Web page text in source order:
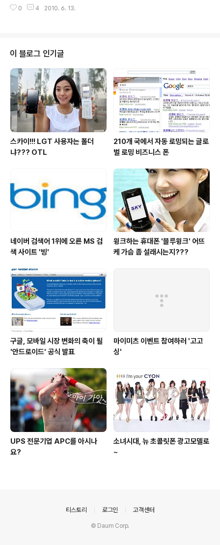
애플이 아이폰4를 발표할 것을 대비해 같은 날 갤럭시S를
비교하는 기사가 줄을 잇고 있는데다, 스마트폰 유저들 역
시 아이폰4에 좀 더 기우는 분위기니까요. 어쨌든 삼성전
자는 아이폰4에 대해서는 말을 조심하는 분위기예요. 원래
공개적으로 경쟁사를 평가할 수는 없잖아요?ㅋㅋ 대신 갤
럭시S가 세계 어떤 스마트폰과도 당당히 견줄만한 '대단한
제품'이라고 자찬하고 나섰답니다. ..
0 4 2010. 6. 13.
이 블로그 인기글
스카이!!! LGT 사용자는 폴더
냐??? OTL
210개 국에서 자동 로밍되는 글로
벌 로밍 비즈니스 폰
네이버 검색어 1위에 오른 MS 검
색 사이트 '빙'
윙크하는 휴대폰 '블루윙크' 어뜨
케 가슴 좀 설래시는지???
구글, 모바일 시장 변화의 축이 될
'안드로이드' 공식 발표
마이미츠 이벤트 참여하러 '고고
싱'
UPS 전문기업 APC를 아시나
요?
소녀시대, 뉴 초콜릿폰 광고모델로
~
티스토리 로그인 고객센터
© Daum Corp.